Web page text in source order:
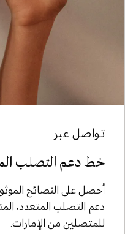
تواصل عبر
خط دعم التصلب
‏أحصل على النصائح
دعم التصلب المتعدد،
للمتصلين من الإمارات.